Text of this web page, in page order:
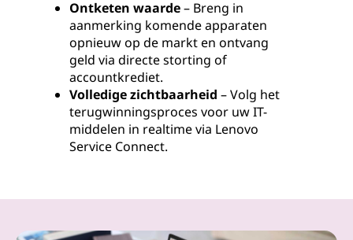
Ontketen waarde– Breng in
aanmerking komende apparaten
opnieuw op de markt en ontvang
geld via directe storting of
accountkrediet.
Volledige zichtbaarheid – Volg het
terugwinningsproces voor uw IT-
middelen in realtime via Lenovo
Service Connect.